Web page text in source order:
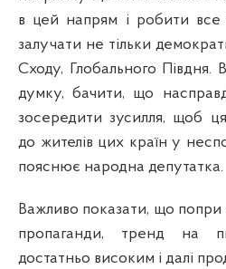
в цей напрям і робити
залучати не тільки
Сходу, Глобального
думку, бачити, що
зосередити зусилля, щоб
до жителів цих країн у
пояснює народна депутатка.
Важливо показати, що попри
пропаганди, тренд на
достатньо високим і далі